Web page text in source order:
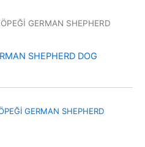
GERMAN SHEPHERD
SHEPHERD DOG
GERMAN SHEPHERD